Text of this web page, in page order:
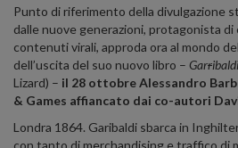
Punto di riferimento della divulgazione
dalle nuove generazioni, protagonista
contenuti virali, approda ora al mondo
dell’uscita del suo nuovo libro – Garr
Lizard) – il 28 ottobreAlessandro
& Games affiancato dai co-autori
Londra 1864. Garibaldi sbarca in
con tanto di merchandising e traffico di